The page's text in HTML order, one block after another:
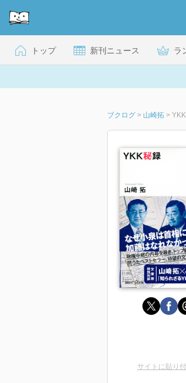
トップ 新刊ニュース ラ
ブクログ > 山崎拓 >
サイトに貼り